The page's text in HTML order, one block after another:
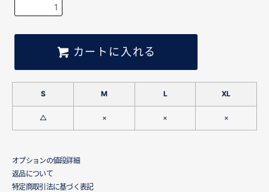
カートに入れる
S M L XL
△ × × ×
オプションの値段詳細
返品について
特定商取引法に基づく表記